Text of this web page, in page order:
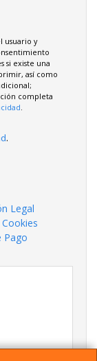
usuario y
si existe una
así como
completa
.
.
Legal
Pago